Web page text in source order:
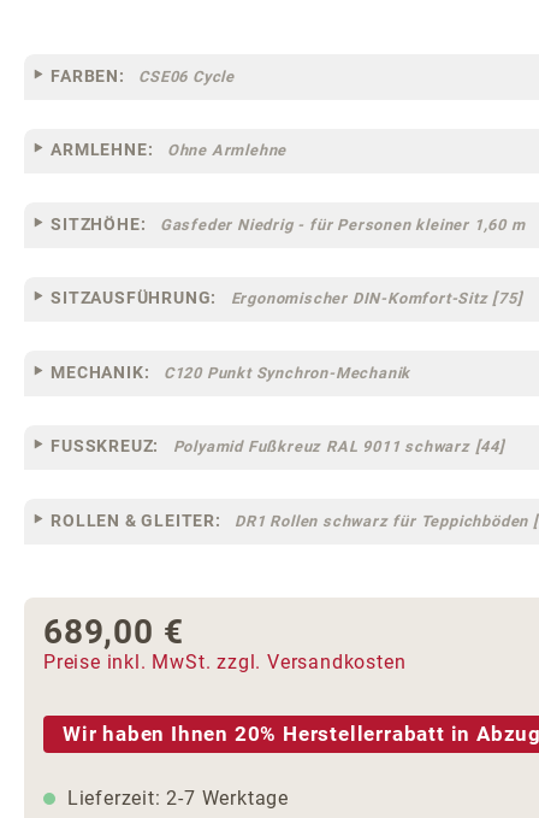
FARBEN: CSE06 Cycle
ARMLEHNE: Ohne Armlehne
SITZHÖHE: Gasfeder Niedrig - für Personen kleiner 1,60 m
SITZAUSFÜHRUNG: Ergonomischer DIN-Komfort-Sitz [75]
MECHANIK: C120 Punkt Synchron-Mechanik
FUSSKREUZ: Polyamid Fußkreuz RAL 9011 schwarz [44]
ROLLEN & GLEITER: DR1 Rollen schwarz für Teppichböden
Regulärer Preis:
689,00 €
Preise inkl. MwSt. zzgl. Versandkosten
Wir haben Ihnen 20% Herstellerrabatt in
Lieferzeit: 2-7 Werktage